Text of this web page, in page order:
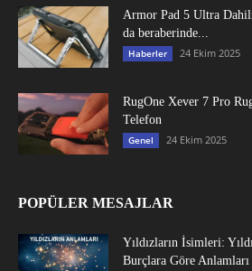
Armor Pad 5 Ultra
da beraberinde...
Haberler 24 Ekim 2025
RugOne Xever 7 Pro
Telefon
Genel 24 Ekim 2025
POPÜLER MESAJLAR
Yıldızların İsimleri:
Burçlara Göre Anlamları